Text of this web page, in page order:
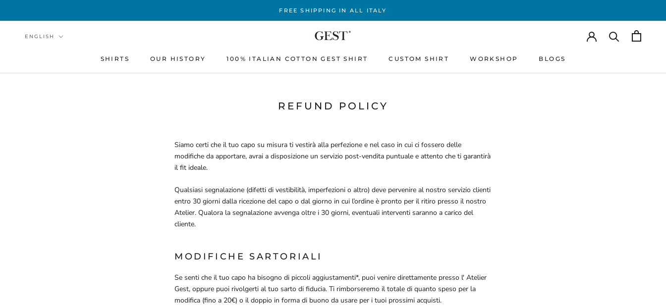
FREE SHIPPING IN ALL ITALY
SHIRTS
OUR HISTORY
100% ITALIAN COTTON GEST SHIRT
CUSTOM SHIRT
WORKSHOP
BLOGS
Language
ENGLISH
REFUND POLICY
Siamo certi che il tuo capo su misura ti vestirà alla perfezione e nel caso in cui ci fossero delle
modifiche da apportare, avrai a disposizione un servizio post-vendita puntuale e attento che ti garantirà
il fit ideale.
Qualsiasi segnalazione (difetti di vestibilità, imperfezioni o altro) deve pervenire al nostro servizio clienti
entro 30 giorni dalla ricezione del capo o dal giorno in cui l’ordine è pronto per il ritiro presso il nostro
Atelier. Qualora la segnalazione avvenga oltre i 30 giorni, eventuali interventi saranno a carico del
cliente.
MODIFICHE SARTORIALI
Se senti che il tuo capo ha bisogno di piccoli aggiustamenti*, puoi venire direttamente presso l' Atelier
Gest, oppure puoi rivolgerti al tuo sarto di fiducia. Ti rimborseremo il totale di quanto speso per la
modifica (fino a 20€) o il doppio in forma di buono da usare per i tuoi prossimi acquisti.